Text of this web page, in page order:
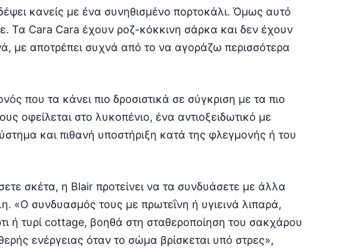
κανείς με ένα συνηθισμένο πορτοκάλι. Όμως αυτό
Τα Cara Cara έχουν ροζ-κόκκινη σάρκα και δεν έχουν
με αποτρέπει συχνά από το να αγοράζω περισσότερα
που τα κάνει πιο δροσιστικά σε σύγκριση με τα πιο
οφείλεται στο λυκοπένιο, ένα αντιοξειδωτικό με
και πιθανή υποστήριξη κατά της φλεγμονής ή του
σκέτα, η Blair προτείνει να τα συνδυάσετε με άλλα
«Ο συνδυασμός τους με πρωτεΐνη ή υγιεινά λιπαρά,
ή τυρί cottage, βοηθά στη σταθεροποίηση του σακχάρου
ενέργειας όταν το σώμα βρίσκεται υπό στρες»,